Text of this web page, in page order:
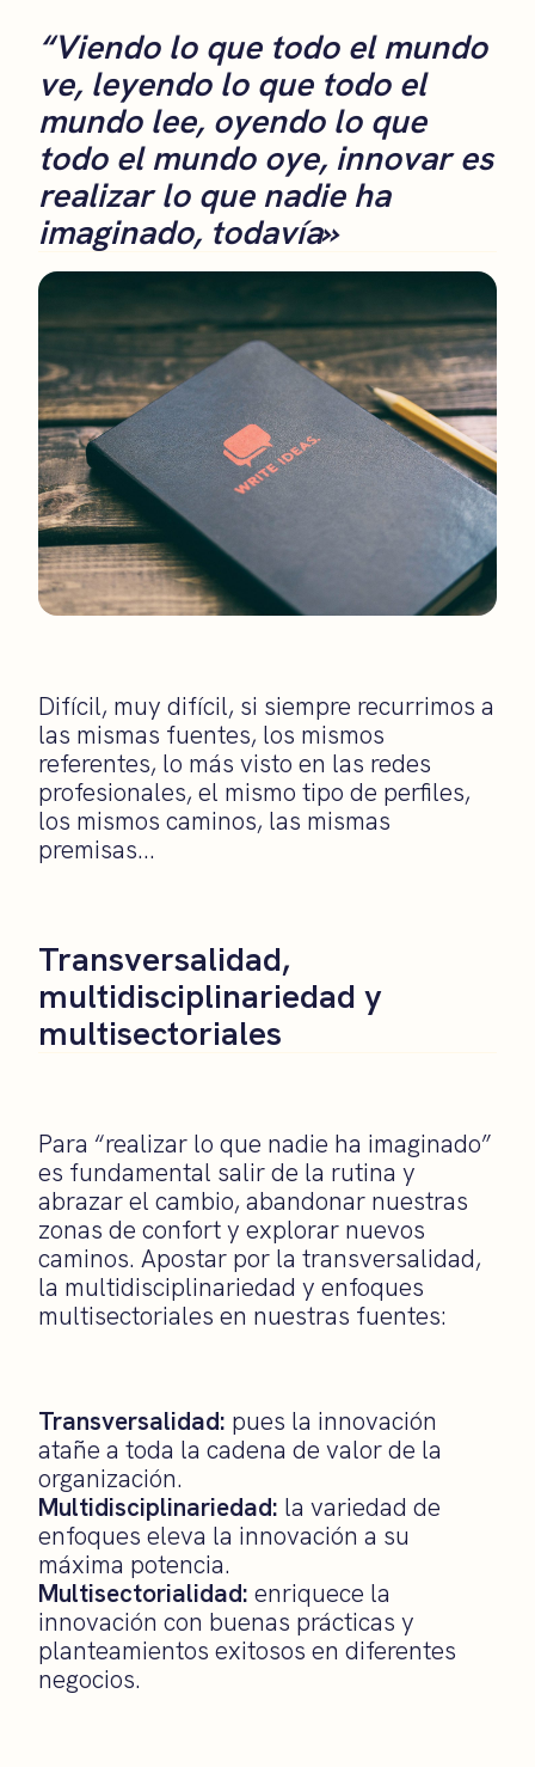
“Viendo lo que todo el mundo
ve, leyendo lo que todo el
mundo lee, oyendo lo que
todo el mundo oye, innovar es
realizar lo que nadie ha
imaginado, todavía»
Difícil, muy difícil, si siempre recurrimos a
las mismas fuentes, los mismos
referentes, lo más visto en las redes
profesionales, el mismo tipo de perfiles,
los mismos caminos, las mismas
premisas…
Transversalidad,
multidisciplinariedad y
multisectoriales
Para “realizar lo que nadie ha imaginado”
es fundamental salir de la rutina y
abrazar el cambio, abandonar nuestras
zonas de confort y explorar nuevos
caminos. Apostar por la transversalidad,
la multidisciplinariedad y enfoques
multisectoriales en nuestras fuentes:
Transversalidad: pues la innovación
atañe a toda la cadena de valor de la
organización.
Multidisciplinariedad: la variedad de
enfoques eleva la innovación a su
máxima potencia.
Multisectorialidad: enriquece la
innovación con buenas prácticas y
planteamientos exitosos en diferentes
negocios.